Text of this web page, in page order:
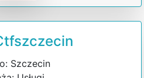
Szczecin